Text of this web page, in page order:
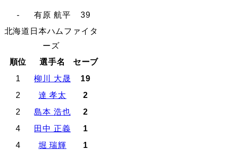
-
有原 航平
39
北海道日本ハムファイタ
ーズ
順位
選手名
セーブ
1
柳川 大晟
19
2
達 孝太
2
2
島本 浩也
2
4
田中 正義
1
4
堀 瑞輝
1